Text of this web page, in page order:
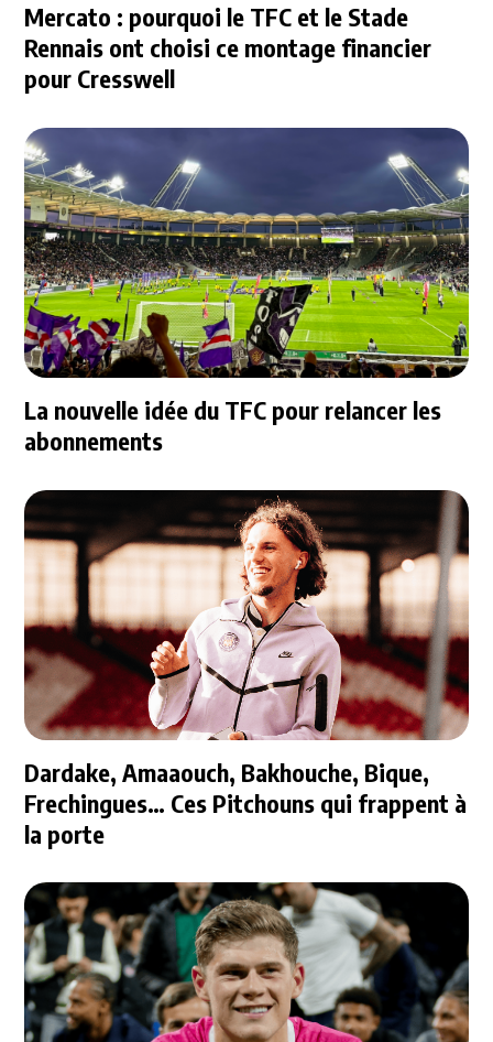
Mercato : pourquoi le TFC et le Stade
Rennais ont choisi ce montage financier
pour Cresswell
La nouvelle idée du TFC pour relancer les
abonnements
Dardake, Amaaouch, Bakhouche, Bique,
Frechingues… Ces Pitchouns qui frappent à
la porte